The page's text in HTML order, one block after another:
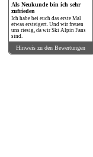
Als Neukunde bin ich sehr
zufrieden
Ich habe bei euch das erste Mal
etwas ersteigert. Und wir freuen
uns riesig, da wir Ski Alpin Fans
sind.
Hinweis zu den Bewertungen